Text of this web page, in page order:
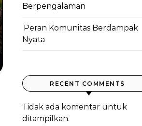
Berpengalaman
Peran Komunitas Berdampak
Nyata
RECENT COMMENTS
Tidak ada komentar untuk
ditampilkan.